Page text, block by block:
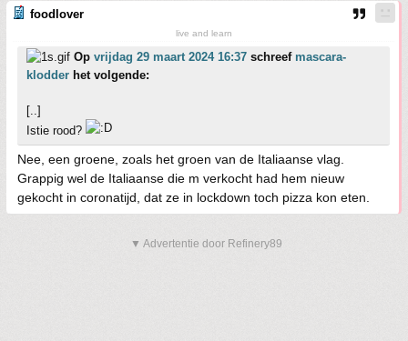
foodlover
live and learn
Op vrijdag 29 maart 2024 16:37 schreef mascara-
klodder het volgende:
[..]
Istie rood?
Nee, een groene, zoals het groen van de Italiaanse vlag.
Grappig wel de Italiaanse die m verkocht had hem nieuw
gekocht in coronatijd, dat ze in lockdown toch pizza kon eten.
▼ Advertentie door Refinery89